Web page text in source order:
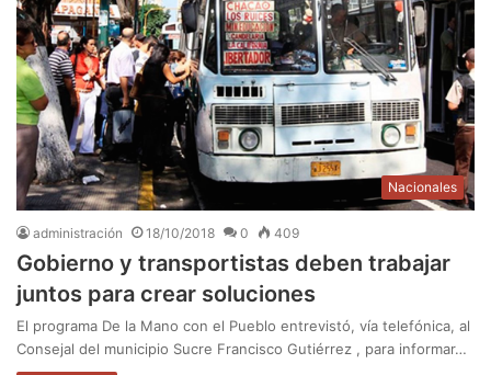
Nacionales
administración 18/10/2018 0 409
Gobierno y transportistas deben trabajar
juntos para crear soluciones
El programa De la Mano con el Pueblo entrevistó, vía telefónica, al
Consejal del municipio Sucre Francisco Gutiérrez , para informar…